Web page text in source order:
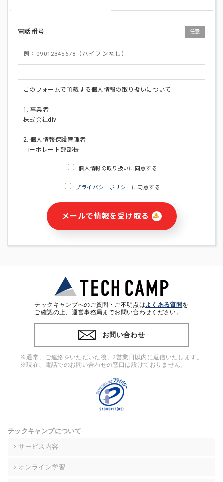
電話番号 任意
このフォームで頂戴する個人情報の取り扱いについて
1. 事業者
株式会社div
2. 個人情報保護管理者
コーポレート部部長
・ご請求された資料の送付のため
・本サービス及び本サービスに関連する情報(当社及び第三者の
サービス又は商品等の広告配信・宣伝を含みますが、それらに
・個人(法人の場合は担当者)を識別できない形式に加工した統
計情報の作成および利用
※上記の利用目的に基づいた本人への連絡及び配信について
4. 個人情報の第三者提供
ンをとるために、氏名等の一部の情報をサービス内で使用する
チャットツールで発信することにより、本サービスの他の利用
者等に提供することがあります。
当社は事業運営上、前項利用目的の範囲に限って個人情報を外
高い委託先を選定し、個人情報の適正管理・機密保持について
個人情報の開示等(利用目的の通知、開示、内容の訂正・追加・
個人情報の取り扱いに同意する
プライバシーポリシーに同意する
メールで情報を受け取る
テックキャンプへのご質問・ご不明点はよくある質問を
ご確認の上、運営事務局までお問い合わせください。
お問い合わせ
※通常、ご連絡をいただいた後、2営業日以内に返信いたします。
※現在、電話でのお問い合わせの窓口は設けておりません。
テックキャンプについて
サービス内容
オンライン学習